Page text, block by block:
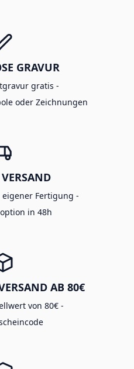
GRAVUR
gratis -
oder Zeichnungen
VERSAND
eigener Fertigung -
in 48h
AB 80€
von 80€ -